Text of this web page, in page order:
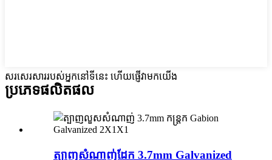
សរសេរសាររបស់អ្នកនៅទីនេះ ហើយផ្ញើវាមកយើង
ប្រភេទផលិតផល
ត្បាញសំណាញ់ដែក 3.7mm Galvanized